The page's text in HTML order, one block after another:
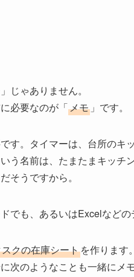
ゃありません。
必要なのが「メモ 」です。
す。タイマーは、台所のキ
う名前は、たまたまキッチ
そうですから。
でも、あるいはExcelなどの
クの在庫シートを作ります。
次のようなことも一緒にメモ